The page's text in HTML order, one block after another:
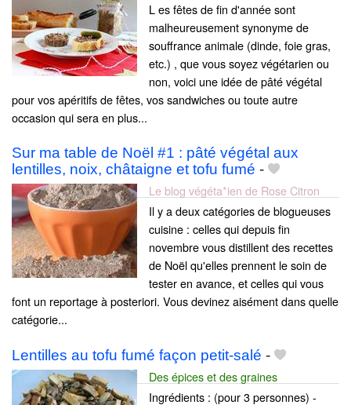
L es fêtes de fin d'année sont
malheureusement synonyme de
souffrance animale (dinde, foie gras,
etc.) , que vous soyez végétarien ou
non, voici une idée de pâté végétal
pour vos apéritifs de fêtes, vos sandwiches ou toute autre
occasion qui sera en plus...
Sur ma table de Noël #1 : pâté végétal aux
lentilles, noix, châtaigne et tofu fumé -
Le blog végéta*ien de Rose Citron
Il y a deux catégories de blogueuses
cuisine : celles qui depuis fin
novembre vous distillent des recettes
de Noël qu'elles prennent le soin de
tester en avance, et celles qui vous
font un reportage à posteriori. Vous devinez aisément dans quelle
catégorie...
Lentilles au tofu fumé façon petit-salé -
Des épices et des graines
Ingrédients : (pour 3 personnes) -